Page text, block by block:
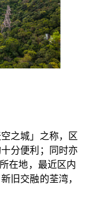
之城」之称，区
分便利；同时亦
在地，最近区内
旧交融的荃湾，